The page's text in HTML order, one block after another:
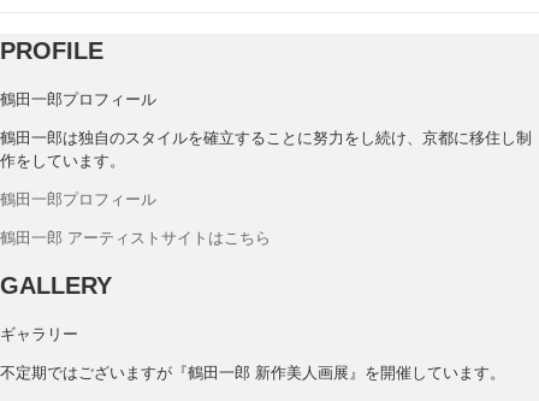
PROFILE
鶴田一郎プロフィール
鶴田一郎は独自のスタイルを確立することに努力をし続け、京都に移住し制
作をしています。
鶴田一郎プロフィール
鶴田一郎 アーティストサイトはこちら
GALLERY
ギャラリー
不定期ではございますが『鶴田一郎 新作美人画展』を開催しています。